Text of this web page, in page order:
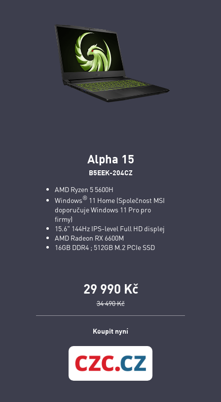
Alpha 15
B5EEK-204CZ
AMD Ryzen 5 5600H
Windows®11 Home (Společnost MSI
doporučuje Windows 11 Pro pro
firmy)
15.6" 144Hz IPS-level Full HD displej
AMD Radeon RX 6600M
16GB DDR4 ; 512GB M.2 PCIe SSD
29 990 Kč
34 490 Kč
Koupit nyní